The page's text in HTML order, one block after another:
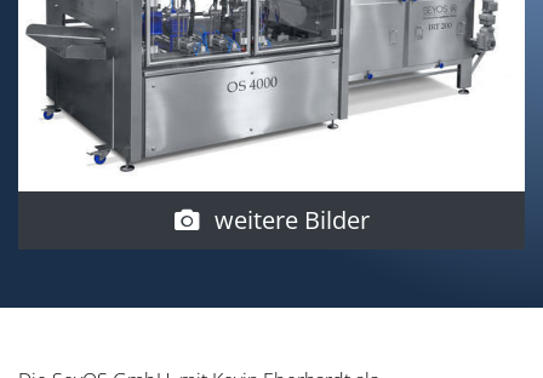
weitere Bilder